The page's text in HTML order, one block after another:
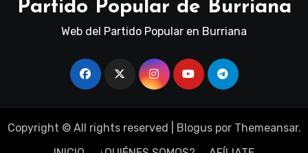
Partido Popular de Burriana
Web del Partido Popular en Burriana
Copyright © All rights reserved Bloguspor Themeansar.